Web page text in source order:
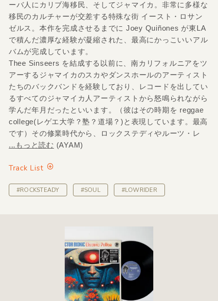
ーバ人にカリブ海移民、そしてジャマイカ。非常に多様な
移民のカルチャーが交差する特殊な街 イースト・ロサン
ゼルス。本作を完成させるまでに Joey Quiñones が東LA
で積んだ濃厚な経験が凝縮された、最高にかっこいいアル
バムが完成しています。
Thee Sinseers を結成する以前に、南カリフォルニアをツ
アーするジャマイカのスカやダンスホールのアーティスト
たちのバックバンドを経験しており、レコードを出してい
るすべてのジャマイカ人アーティストから怒鳴られながら
学んだ年月だったといいます。（彼はその時期を reggae
college(レゲエ大学？塾？道場？)と表現しています。最高
です）その修業時代から、ロックステディやルーツ・レ
...もっと読む (AYAM)
Track List
#ROCKSTEADY #SOUL #LOWRIDER